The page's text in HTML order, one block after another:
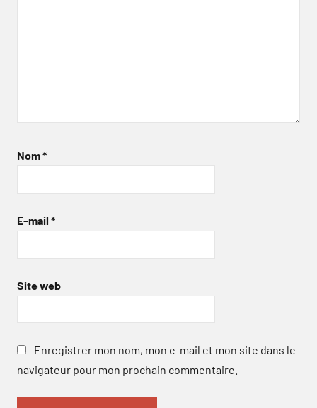
Nom*
E-mail *
Site web
Enregistrer mon nom, mon e-mail et mon site dans le
navigateur pour mon prochain commentaire.